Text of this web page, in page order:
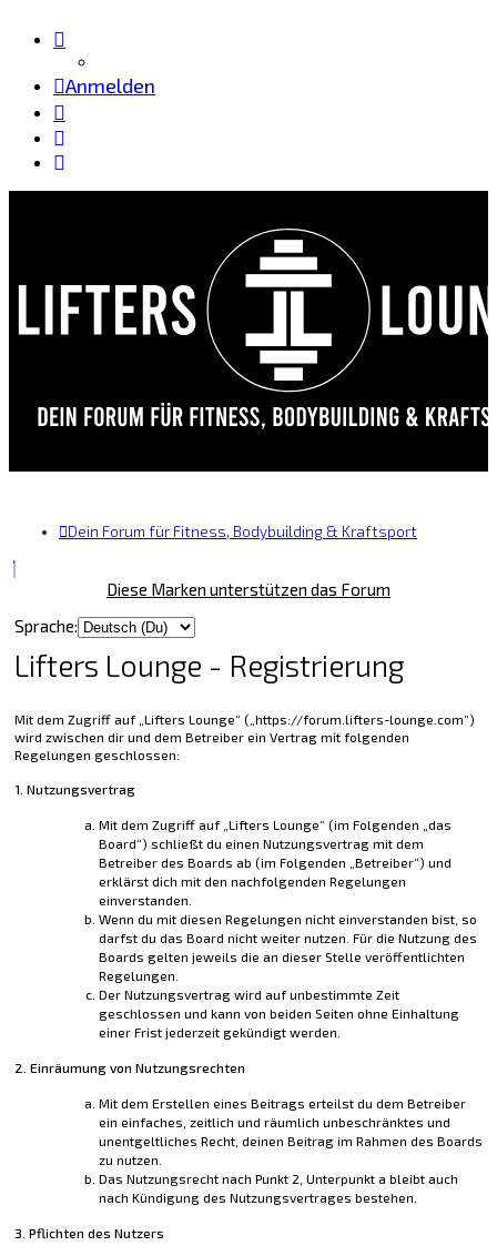
Anmelden
Dein Forum für Fitness, Bodybuilding & Kraftsport
Diese Marken unterstützen das Forum
Sprache:
Lifters Lounge - Registrierung
Mit dem Zugriff auf „Lifters Lounge“ („https://forum.lifters-lounge.com“)
wird zwischen dir und dem Betreiber ein Vertrag mit folgenden
Regelungen geschlossen:
1. Nutzungsvertrag
Mit dem Zugriff auf „Lifters Lounge“ (im Folgenden „das
Board“) schließt du einen Nutzungsvertrag mit dem
Betreiber des Boards ab (im Folgenden „Betreiber“) und
erklärst dich mit den nachfolgenden Regelungen
einverstanden.
Wenn du mit diesen Regelungen nicht einverstanden bist, so
darfst du das Board nicht weiter nutzen. Für die Nutzung des
Boards gelten jeweils die an dieser Stelle veröffentlichten
Regelungen.
Der Nutzungsvertrag wird auf unbestimmte Zeit
geschlossen und kann von beiden Seiten ohne Einhaltung
einer Frist jederzeit gekündigt werden.
2. Einräumung von Nutzungsrechten
Mit dem Erstellen eines Beitrags erteilst du dem Betreiber
ein einfaches, zeitlich und räumlich unbeschränktes und
unentgeltliches Recht, deinen Beitrag im Rahmen des Boards
zu nutzen.
Das Nutzungsrecht nach Punkt 2, Unterpunkt a bleibt auch
nach Kündigung des Nutzungsvertrages bestehen.
3. Pflichten des Nutzers